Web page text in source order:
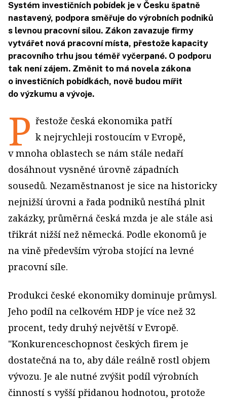
Systém investičních pobídek je v Česku špatně
nastavený, podpora směřuje do výrobních podniků
s levnou pracovní silou. Zákon zavazuje firmy
vytvářet nová pracovní místa, přestože kapacity
pracovního trhu jsou téměř vyčerpané. O podporu
tak není zájem. Změnit to má novela zákona
o investičních pobídkách, nově budou mířit
do výzkumu a vývoje.
P řestože česká ekonomika patří
k nejrychleji rostoucím v Evropě,
v mnoha oblastech se nám stále nedaří
dosáhnout vysněné úrovně západních
sousedů. Nezaměstnanost je sice na historicky
nejnižší úrovni a řada podniků nestíhá plnit
zakázky, průměrná česká mzda je ale stále asi
třikrát nižší než německá. Podle ekonomů je
na vině především výroba stojící na levné
pracovní síle.
Produkci české ekonomiky dominuje průmysl.
Jeho podíl na celkovém HDP je více než 32
procent, tedy druhý největší v Evropě.
"Konkurenceschopnost českých firem je
dostatečná na to, aby dále reálně rostl objem
vývozu. Je ale nutné zvýšit podíl výrobních
činností s vyšší přidanou hodnotou, protože